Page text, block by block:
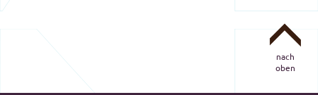
nach
oben